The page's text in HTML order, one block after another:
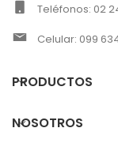
Teléfonos: 02
Celular: 099 634
PRODUCTOS
NOSOTROS